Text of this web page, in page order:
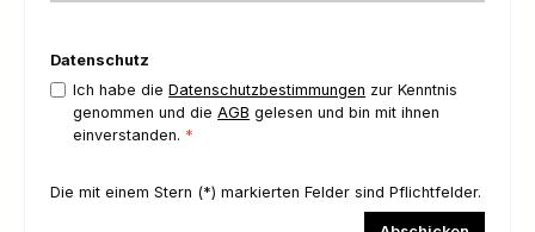
Datenschutz
Ich habe dieDatenschutzbestimmungen zur Kenntnis
genommen und dieAGB gelesen und bin mit ihnen
einverstanden. *
Die mit einem Stern (*) markierten Felder sind Pflichtfelder.